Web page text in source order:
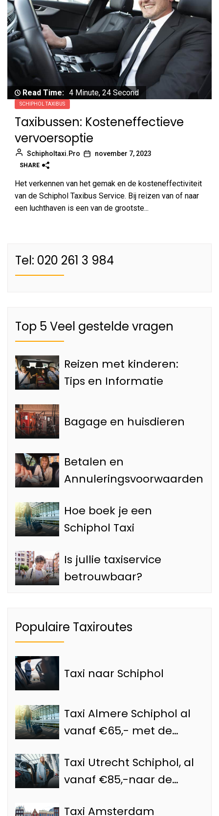
Read Time: 4 Minute, 24 Second
SCHIPHOL TAXIBUS
Taxibussen: Kosteneffectieve
vervoersoptie
Schipholtaxi.Pro november 7, 2023
SHARE
Het verkennen van het gemak en de kosteneffectiviteit
van de Schiphol Taxibus Service. Bij reizen van of naar
een luchthaven is een van de grootste...
Tel: 020 261 3 984
Top 5 Veel gestelde vragen
Reizen met kinderen:
Tips en Informatie
Bagage en huisdieren
Betalen en
Annuleringsvoorwaarden
Hoe boek je een
Schiphol Taxi
Is jullie taxiservice
betrouwbaar?
Populaire Taxiroutes
Taxi naar Schiphol
Taxi Almere Schiphol al
vanaf €65,- met de
Taxi Utrecht Schiphol, al
vanaf €85,-naar de
Taxi Amsterdam